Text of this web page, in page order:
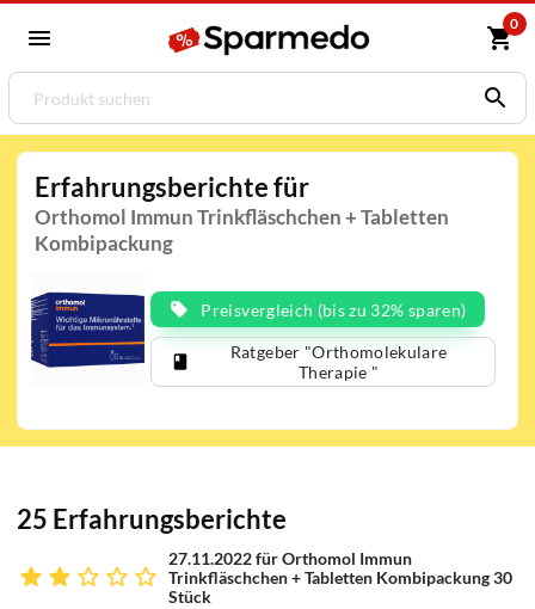
0
Erfahrungsberichte für
Orthomol Immun Trinkfläschchen + Tabletten
Kombipackung
Preisvergleich (bis zu 32% sparen)
Ratgeber "Orthomolekulare
Therapie "
25 Erfahrungsberichte
27.11.2022 für Orthomol Immun
Trinkfläschchen + Tabletten Kombipackung 30
Stück